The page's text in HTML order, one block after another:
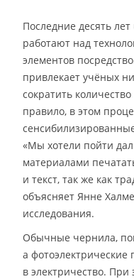
Последние десять
работают над
элементов
привлекает учёных
сократить
правило, в этом
«Мы хотели пойти
материалами
и текст, так же как
объясняет Янне
исследования.
Обычные чернила,
а
в электричество.